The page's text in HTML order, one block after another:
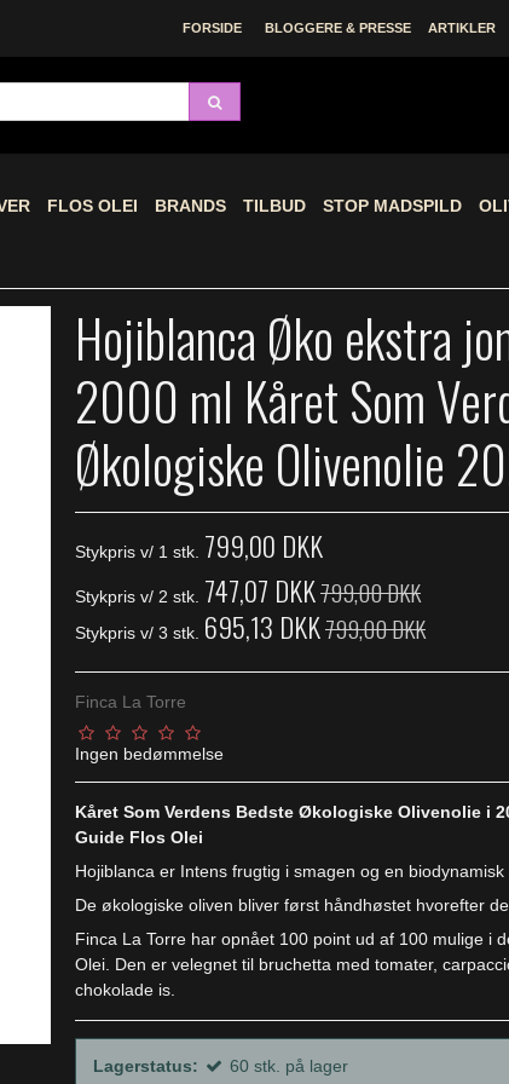
FORSIDE BLOGGERE & PRESSE ARTIKLER
FLOS OLEI BRANDS TILBUD STOP MADSPILD
Hojiblanca Øko ekstra
2000 ml Kåret Som
Økologiske Olivenolie
Stykpris v/ 1 stk. 799,00 DKK
Stykpris v/ 2 stk. 747,07 DKK799,00 DKK
Stykpris v/ 3 stk. 695,13 DKK799,00 DKK
Finca La Torre
Ingen bedømmelse
Kåret Som Verdens Bedste Økologiske Olivenolie i
Guide Flos Olei
Hojiblanca er Intens frugtig i smagen og en
De økologiske oliven bliver først håndhøstet hvorefter
Finca La Torre har opnået 100 point ud af 100 mulige i
Olei. Den er velegnet til bruchetta med tomater,
chokolade is.
Lagerstatus: 60 stk. på lager